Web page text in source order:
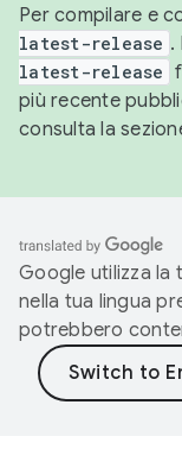
Per compilare e
latest-release .
latest-release
più recente
consulta la
Google utilizza la
nella tua lingua
potrebbero